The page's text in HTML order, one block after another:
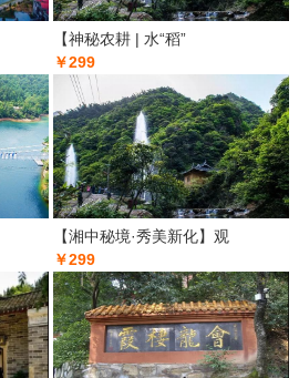
【神秘农耕 | 水“稻”
￥299
【湘中秘境·秀美新化】观
￥299